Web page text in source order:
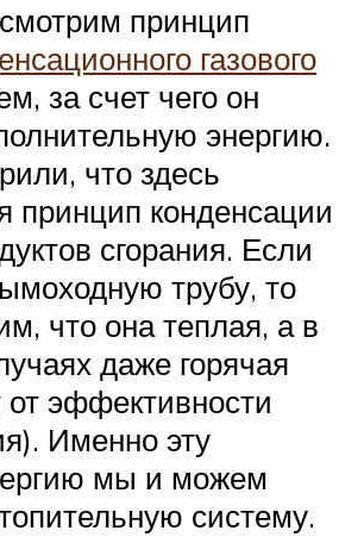
принцип
газового
за счет чего он
энергию.
что здесь
принцип конденсации
сгорания. Если
трубу, то
что она теплая, а в
даже горячая
от эффективности
Именно эту
мы и можем
систему.